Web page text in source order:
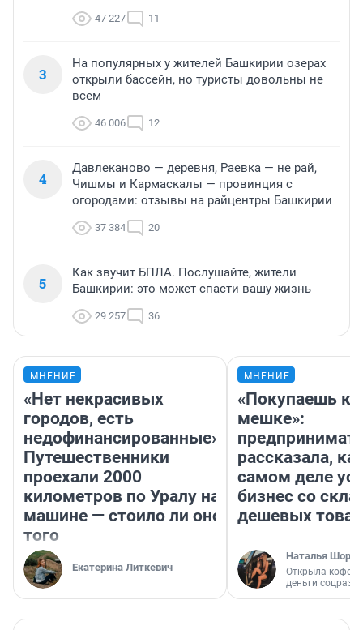
47 227 11
3
На популярных у жителей Башкирии озерах
открыли бассейн, но туристы довольны не
всем
46 006 12
4
Давлеканово — деревня, Раевка — не рай,
Чишмы и Кармаскалы — провинция с
огородами: отзывы на райцентры Башкирии
37 384 20
5
Как звучит БПЛА. Послушайте, жители
Башкирии: это может спасти вашу жизнь
29 257 36
МНЕНИЕ
«Нет некрасивых
городов, есть
недофинансированные».
Путешественники
проехали 2000
километров по Уралу на
машине — стоило ли оно
того
Екатерина Литкевич
МНЕНИЕ
«Покупаешь
мешке»:
рассказала,
самом деле
бизнес со
дешевых
Наталья
Открыла
деньги